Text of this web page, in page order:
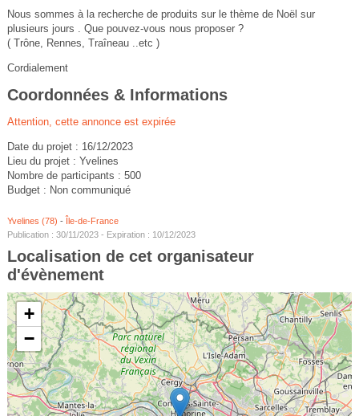
Nous sommes à la recherche de produits sur le thème de Noël sur
plusieurs jours . Que pouvez-vous nous proposer ?
( Trône, Rennes, Traîneau ..etc )
Cordialement
Coordonnées & Informations
Attention, cette annonce est expirée
Date du projet : 16/12/2023
Lieu du projet : Yvelines
Nombre de participants : 500
Budget : Non communiqué
Yvelines (78) - Île-de-France
Publication : 30/11/2023 - Expiration : 10/12/2023
Localisation de cet organisateur
d'évènement
+
−